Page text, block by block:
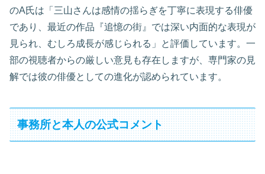
のA氏は「三山さんは感情の揺らぎを丁寧に表現する俳優
であり、最近の作品『追憶の街』では深い内面的な表現が
見られ、むしろ成長が感じられる」と評価しています。一
部の視聴者からの厳しい意見も存在しますが、専門家の見
解では彼の俳優としての進化が認められています。
事務所と本人の公式コメント